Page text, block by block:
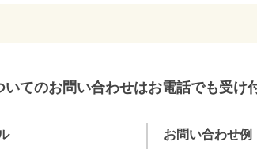
いてのお問い合わせはお電話でも受け
お問い合わせ例